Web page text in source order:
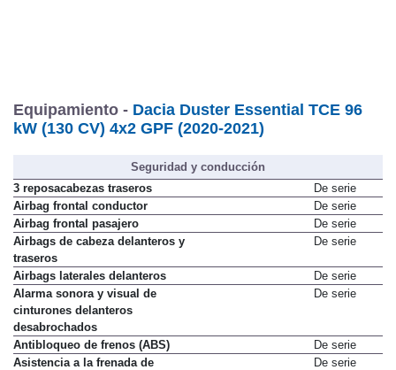
Equipamiento - Dacia Duster Essential TCE 96
kW (130 CV) 4x2 GPF (2020-2021)
Seguridad y conducción
3 reposacabezas traseros
De serie
Airbag frontal conductor
De serie
Airbag frontal pasajero
De serie
Airbags de cabeza delanteros y
traseros
De serie
Airbags laterales delanteros
De serie
Alarma sonora y visual de
cinturones delanteros
desabrochados
De serie
Antibloqueo de frenos (ABS)
De serie
Asistencia a la frenada de
De serie